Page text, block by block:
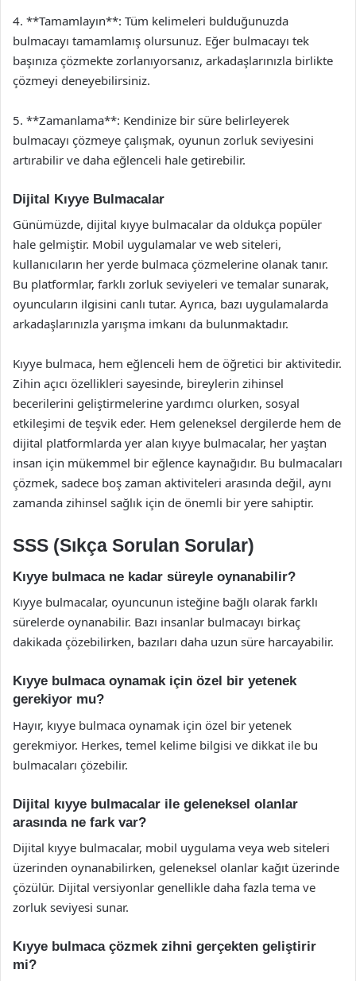
4. **Tamamlayın**: Tüm kelimeleri bulduğunuzda
bulmacayı tamamlamış olursunuz. Eğer bulmacayı tek
başınıza çözmekte zorlanıyorsanız, arkadaşlarınızla birlikte
çözmeyi deneyebilirsiniz.
5. **Zamanlama**: Kendinize bir süre belirleyerek
bulmacayı çözmeye çalışmak, oyunun zorluk seviyesini
artırabilir ve daha eğlenceli hale getirebilir.
Dijital Kıyye Bulmacalar
Günümüzde, dijital kıyye bulmacalar da oldukça popüler
hale gelmiştir. Mobil uygulamalar ve web siteleri,
kullanıcıların her yerde bulmaca çözmelerine olanak tanır.
Bu platformlar, farklı zorluk seviyeleri ve temalar sunarak,
oyuncuların ilgisini canlı tutar. Ayrıca, bazı uygulamalarda
arkadaşlarınızla yarışma imkanı da bulunmaktadır.
Kıyye bulmaca, hem eğlenceli hem de öğretici bir aktivitedir.
Zihin açıcı özellikleri sayesinde, bireylerin zihinsel
becerilerini geliştirmelerine yardımcı olurken, sosyal
etkileşimi de teşvik eder. Hem geleneksel dergilerde hem de
dijital platformlarda yer alan kıyye bulmacalar, her yaştan
insan için mükemmel bir eğlence kaynağıdır. Bu bulmacaları
çözmek, sadece boş zaman aktiviteleri arasında değil, aynı
zamanda zihinsel sağlık için de önemli bir yere sahiptir.
SSS (Sıkça Sorulan Sorular)
Kıyye bulmaca ne kadar süreyle oynanabilir?
Kıyye bulmacalar, oyuncunun isteğine bağlı olarak farklı
sürelerde oynanabilir. Bazı insanlar bulmacayı birkaç
dakikada çözebilirken, bazıları daha uzun süre harcayabilir.
Kıyye bulmaca oynamak için özel bir yetenek
gerekiyor mu?
Hayır, kıyye bulmaca oynamak için özel bir yetenek
gerekmiyor. Herkes, temel kelime bilgisi ve dikkat ile bu
bulmacaları çözebilir.
Dijital kıyye bulmacalar ile geleneksel olanlar
arasında ne fark var?
Dijital kıyye bulmacalar, mobil uygulama veya web siteleri
üzerinden oynanabilirken, geleneksel olanlar kağıt üzerinde
çözülür. Dijital versiyonlar genellikle daha fazla tema ve
zorluk seviyesi sunar.
Kıyye bulmaca çözmek zihni gerçekten geliştirir
mi?